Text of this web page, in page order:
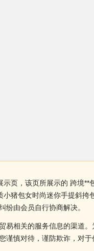
页，该页所展示的 跨境
猪包女时尚迷你手提斜
由会员自行协商解决。
相关的服务信息的渠道
慎对待，谨防欺诈，对于